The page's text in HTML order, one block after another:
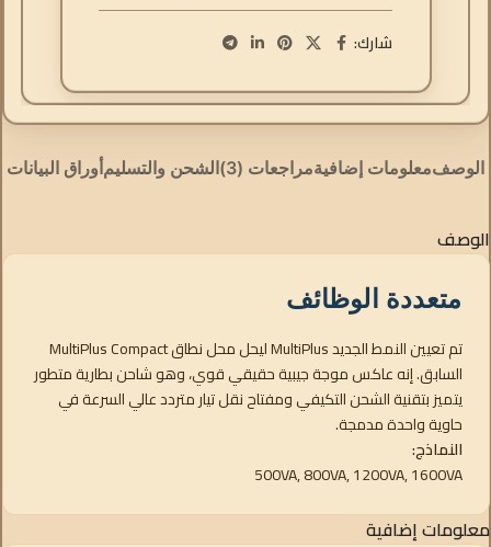
شارك:
الوصفمعلومات إضافيةمراجعات (3) الشحن والتسليمأوراق البيانات
الوصف
متعددة الوظائف
تم تعيين النمط الجديد MultiPlus ليحل محل نطاق MultiPlus Compact
السابق. إنه عاكس موجة جيبية حقيقي قوي، وهو شاحن بطارية متطور
يتميز بتقنية الشحن التكيفي ومفتاح نقل تيار متردد عالي السرعة في
حاوية واحدة مدمجة.
النماذج:
500VA, 800VA, 1200VA, 1600VA
معلومات إضافية